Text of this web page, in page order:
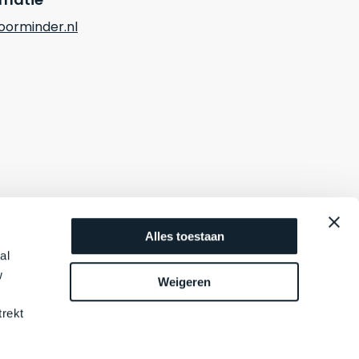
Alles toestaan
Weigeren